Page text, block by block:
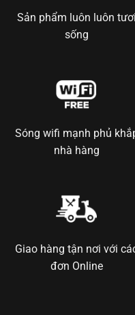
Sản phẩm luôn luôn tươi
sống
Sóng wifi mạnh phủ
nhà hàng
Giao hàng tận nơi với
đơn Online